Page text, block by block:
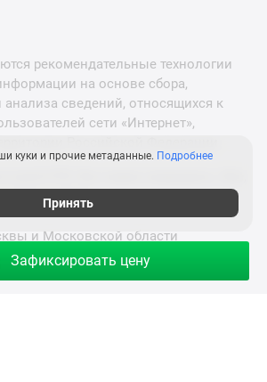
Зафиксировать цену
рекомендательные технологии
на основе сбора,
анализа сведений, относящихся к
сети «Интернет»,
и Московской области
куки и прочие метаданные. Подробнее
Принять